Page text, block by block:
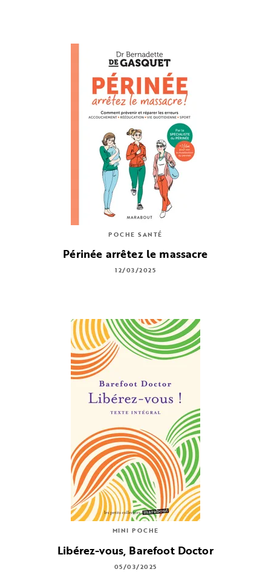
POCHE SANTÉ
Périnée arrêtez le massacre
12/03/2025
MINI POCHE
Libérez-vous, Barefoot Doctor
05/03/2025